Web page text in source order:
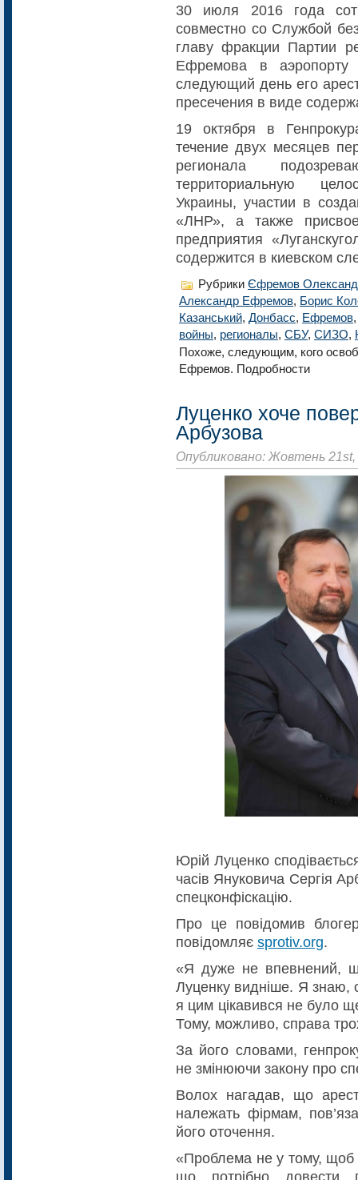
30 июля 2016 года
совместно со Службой
главу фракции Партии
Ефремова в
следующий день его
пресечения в виде
19 октября в
течение двух месяцев
регионала
территориальную
Украины, участии в
«ЛНР», а также
предприятия
содержится в киевском
Рубрики Єфремов
Александр Ефремов, Борис
Казанський, Донбасс, Ефремов
войны, регионалы, СБУ, СИЗО,
Похоже, следующим, кого
Ефремов. Подробности
Луценко хоче
Арбузова
Опубликовано: Жовтень 21st,
Юрій Луценко
часів Януковича Сергія
спецконфіскацію.
Про це повідомив
повідомляє sprotiv.org.
«Я дуже не впевнений,
Луценку видніше. Я знаю,
я цим цікавився не було
Тому, можливо, справа
За його словами,
не змінюючи закону про
Волох нагадав, що
належать фірмам,
його оточення.
«Проблема не у тому, щоб
що потрібно довести